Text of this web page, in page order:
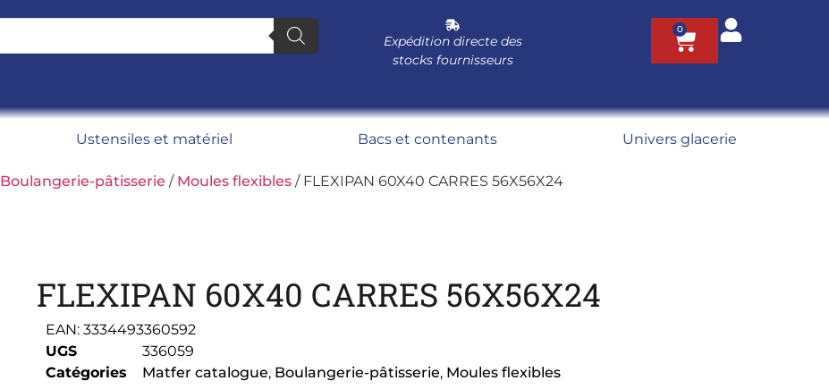
Expédition directe des
stocks fournisseurs
0
Ustensiles et matériel Bacs et contenants Univers glacerie
Boulangerie-pâtisserie / Moules flexibles / FLEXIPAN 60X40 CARRES 56X56X24
FLEXIPAN 60X40 CARRES 56X56X24
EAN: 3334493360592
UGS
336059
Catégories
Matfer catalogue, Boulangerie-pâtisserie, Moules flexibles